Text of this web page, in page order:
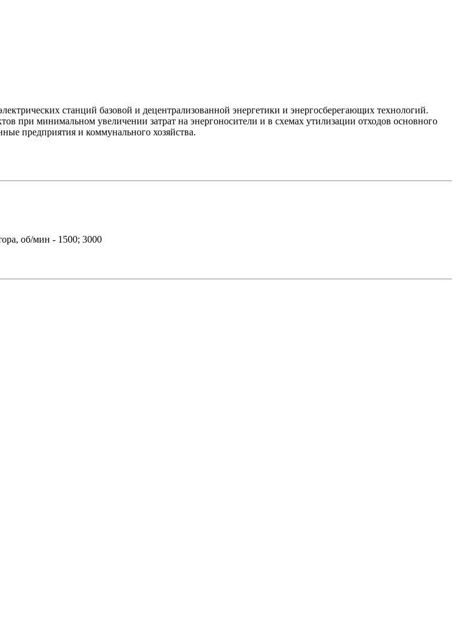
станций базовой и децентрализованной энергетики и энергосберегающих технологий.
при минимальном увеличении затрат на энергоносители и в схемах утилизации отходов основного
предприятия и коммунального хозяйства.
об/мин - 1500; 3000